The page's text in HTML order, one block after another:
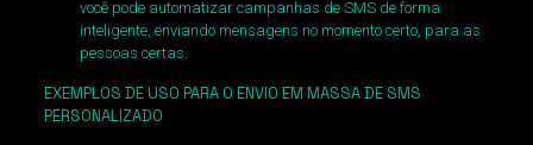
você pode automatizar campanhas de SMS de forma
inteligente, enviando mensagens no momento certo, para as
pessoas certas.
EXEMPLOS DE USO PARA O ENVIO EM MASSA DE SMS
PERSONALIZADO